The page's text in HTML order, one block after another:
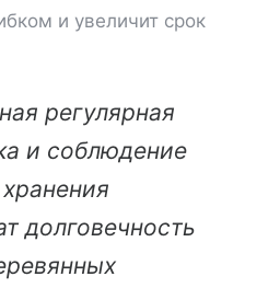
и увеличит срок
регулярная
и соблюдение
долговечность